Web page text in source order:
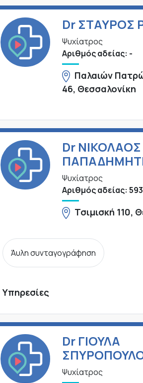
Dr ΣΤΑΥΡΟΣ
Ψυχίατρος
Αριθμός αδείας: -
Παλαιών
46, Θεσσαλονίκη
Dr ΝΙΚΟΛΑΟΣ
Ψυχίατρος
Αριθμός αδείας:
Τσιμισκή 110,
Άυλη συνταγογράφηση
Υπηρεσίες
Dr ΓΙΟΥΛΑ
Ψυχίατρος